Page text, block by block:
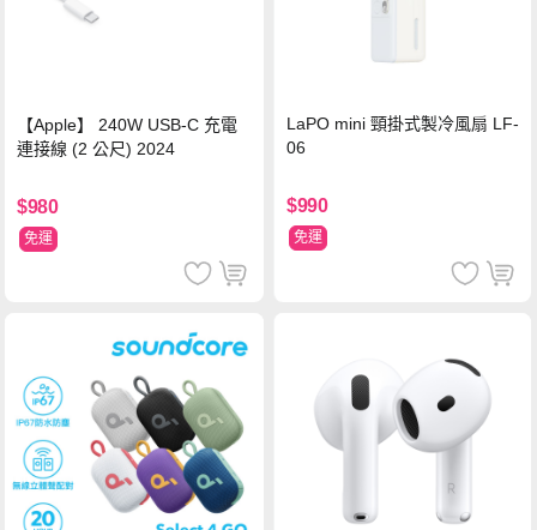
【Apple】 240W USB-C 充電
連接線 (2 公尺) 2024
$980
免運
LaPO mini 頸掛式製冷風扇 LF-
06
$990
免運